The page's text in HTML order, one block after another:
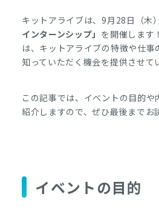
キットアライブは、9月28日（木
インターンシップ」 を開催します
は、キットアライブの特徴や仕事
知っていただく機会を提供させて
この記事では、イベントの目的
紹介しますので、ぜひ最後までお
イベントの目的